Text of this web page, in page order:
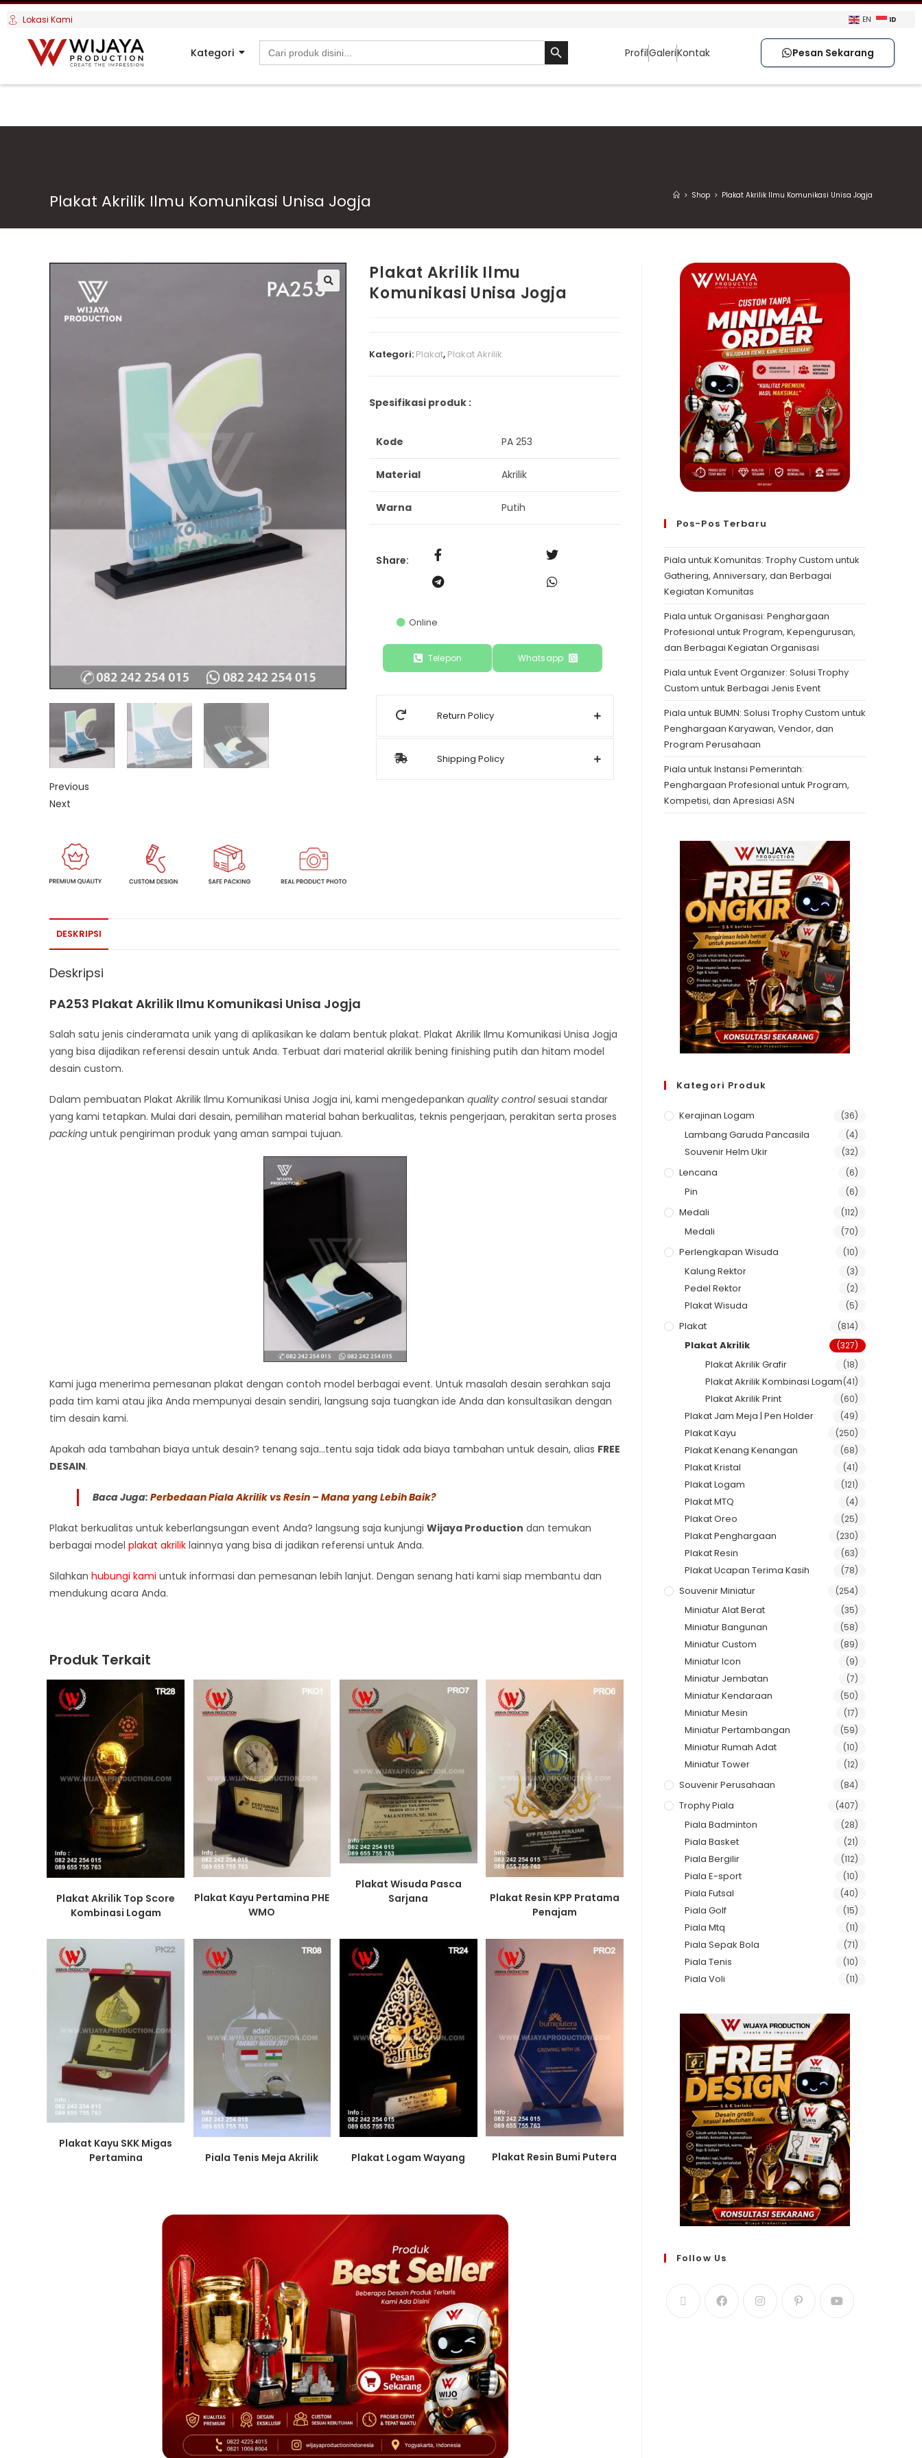
Lokasi Kami EN ID
Kategori
Search
for:
SEARCH BUTTON
ProfilGaleriKontak Pesan Sekarang
Plakat Akrilik Ilmu Komunikasi Unisa Jogja > Shop > Plakat Akrilik Ilmu Komunikasi Unisa Jogja
Previous
Next
Plakat Akrilik Ilmu
Komunikasi Unisa Jogja
Kategori: Plakat, Plakat Akrilik
Spesifikasi produk :
Kode PA 253
Material Akrilik
Warna Putih
Share:
Online
Telepon Whatsapp
Return Policy
Shipping Policy
DESKRIPSI
Deskripsi
PA253 Plakat Akrilik Ilmu Komunikasi Unisa Jogja
Salah satu jenis cinderamata unik yang di aplikasikan ke dalam bentuk plakat. Plakat Akrilik Ilmu Komunikasi Unisa Jogja
yang bisa dijadikan referensi desain untuk Anda. Terbuat dari material akrilik bening finishing putih dan hitam model
desain custom.
Dalam pembuatan Plakat Akrilik Ilmu Komunikasi Unisa Jogja ini, kami mengedepankan quality controlsesuai standar
yang kami tetapkan. Mulai dari desain, pemilihan material bahan berkualitas, teknis pengerjaan, perakitan serta proses
packing untuk pengiriman produk yang aman sampai tujuan.
Kami juga menerima pemesanan plakat dengan contoh model berbagai event. Untuk masalah desain serahkan saja
pada tim kami atau jika Anda mempunyai desain sendiri, langsung saja tuangkan ide Anda dan konsultasikan dengan
tim desain kami.
Apakah ada tambahan biaya untuk desain? tenang saja…tentu saja tidak ada biaya tambahan untuk desain, alias FREE
DESAIN.
Baca Juga: Perbedaan Piala Akrilik vs Resin – Mana yang Lebih Baik?
Plakat berkualitas untuk keberlangsungan event Anda? langsung saja kunjungi Wijaya Production dan temukan
berbagai model plakat akrilik lainnya yang bisa di jadikan referensi untuk Anda.
Silahkan hubungi kami untuk informasi dan pemesanan lebih lanjut. Dengan senang hati kami siap membantu dan
mendukung acara Anda.
Produk Terkait
Plakat Akrilik Top Score
Kombinasi Logam
Plakat Kayu Pertamina PHE
WMO
Plakat Wisuda Pasca
Sarjana
Plakat Resin KPP Pratama
Penajam
Plakat Kayu SKK Migas
Pertamina
Piala Tenis Meja Akrilik Plakat Logam Wayang Plakat Resin Bumi Putera
Pos-Pos Terbaru
Piala untuk Komunitas: Trophy Custom untuk
Gathering, Anniversary, dan Berbagai
Kegiatan Komunitas
Piala untuk Organisasi: Penghargaan
Profesional untuk Program, Kepengurusan,
dan Berbagai Kegiatan Organisasi
Piala untuk Event Organizer: Solusi Trophy
Custom untuk Berbagai Jenis Event
Piala untuk BUMN: Solusi Trophy Custom untuk
Penghargaan Karyawan, Vendor, dan
Program Perusahaan
Piala untuk Instansi Pemerintah:
Penghargaan Profesional untuk Program,
Kompetisi, dan Apresiasi ASN
Kategori Produk
Kerajinan Logam (36)
Lambang Garuda Pancasila (4)
Souvenir Helm Ukir (32)
Lencana (6)
Pin (6)
Medali (112)
Medali (70)
Perlengkapan Wisuda (10)
Kalung Rektor (3)
Pedel Rektor (2)
Plakat Wisuda (5)
Plakat (814)
Plakat Akrilik (327)
Plakat Akrilik Grafir (18)
Plakat Akrilik Kombinasi Logam(41)
Plakat Akrilik Print (60)
Plakat Jam Meja | Pen Holder (49)
Plakat Kayu (250)
Plakat Kenang Kenangan (68)
Plakat Kristal (41)
Plakat Logam (121)
Plakat MTQ (4)
Plakat Oreo (25)
Plakat Penghargaan (230)
Plakat Resin (63)
Plakat Ucapan Terima Kasih (78)
Souvenir Miniatur (254)
Miniatur Alat Berat (35)
Miniatur Bangunan (58)
Miniatur Custom (89)
Miniatur Icon (9)
Miniatur Jembatan (7)
Miniatur Kendaraan (50)
Miniatur Mesin (17)
Miniatur Pertambangan (59)
Miniatur Rumah Adat (10)
Miniatur Tower (12)
Souvenir Perusahaan (84)
Trophy Piala (407)
Piala Badminton (28)
Piala Basket (21)
Piala Bergilir (112)
Piala E-sport (10)
Piala Futsal (40)
Piala Golf (15)
Piala Mtq (11)
Piala Sepak Bola (71)
Piala Tenis (10)
Piala Voli (11)
Follow Us